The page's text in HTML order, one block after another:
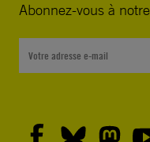
Abonnez-vous à